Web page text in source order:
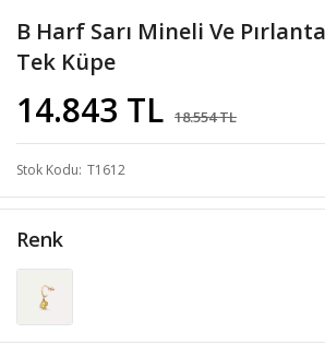
B Harf Sarı Mineli Ve
Tek Küpe
14.843 TL 18.554 TL
Stok Kodu T1612
Renk